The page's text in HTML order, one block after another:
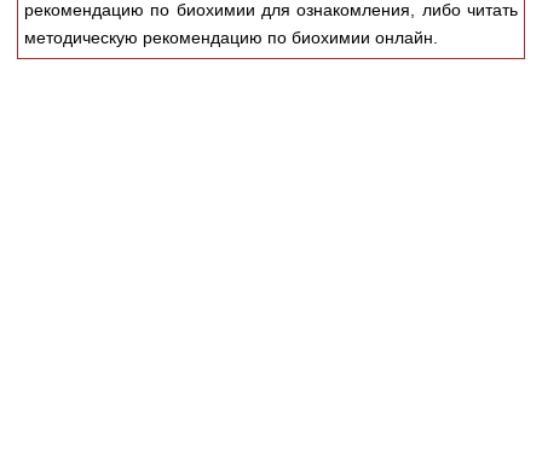
Аккредитационные тесты (6)
рекомендацию по биохимии для ознакомления, либо читать
методическую рекомендацию по биохимии онлайн.